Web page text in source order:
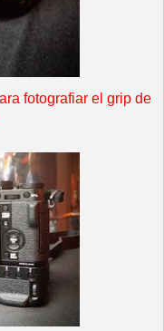
fotografiar el grip de